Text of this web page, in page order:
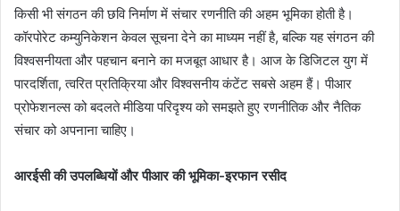
किसी भी संगठन की छवि निर्माण में संचार रणनीति की अहम भूमिका होती है।
कॉरपोरेट कम्युनिकेशन केवल सूचना देने का माध्यम नहीं है, बल्कि यह संगठन की
विश्वसनीयता और पहचान बनाने का मजबूत आधार है। आज के डिजिटल युग में
पारदर्शिता, त्वरित प्रतिक्रिया और विश्वसनीय कंटेंट सबसे अहम हैं। पीआर
प्रोफेशनल्स को बदलते मीडिया परिदृश्य को समझते हुए रणनीतिक और नैतिक
संचार को अपनाना चाहिए।
आरईसी की उपलब्धियों और पीआर की भूमिका-इरफान रसीद